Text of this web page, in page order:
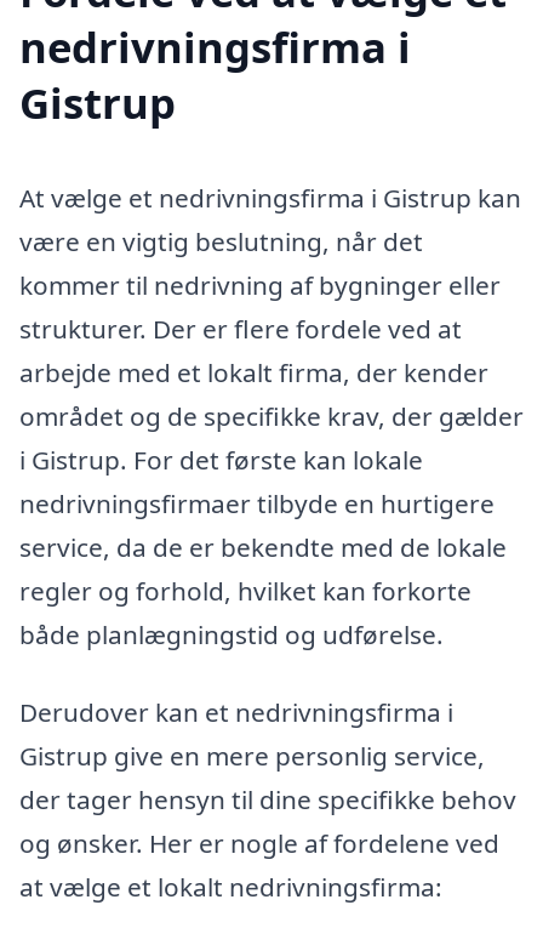
nedrivningsfirma i
Gistrup
At vælge et nedrivningsfirma i Gistrup kan
være en vigtig beslutning, når det
kommer til nedrivning af bygninger eller
strukturer. Der er flere fordele ved at
arbejde med et lokalt firma, der kender
området og de specifikke krav, der gælder
i Gistrup. For det første kan lokale
nedrivningsfirmaer tilbyde en hurtigere
service, da de er bekendte med de lokale
regler og forhold, hvilket kan forkorte
både planlægningstid og udførelse.
Derudover kan et nedrivningsfirma i
Gistrup give en mere personlig service,
der tager hensyn til dine specifikke behov
og ønsker. Her er nogle af fordelene ved
at vælge et lokalt nedrivningsfirma: